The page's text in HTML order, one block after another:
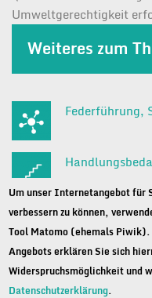
Umweltgerechtigkeit
Weiteres zum
Federführung,
Ziele und
© 2025 Deutsches Institut für
Um unser Internetangebot für
verbessern zu können,
Tool Matomo (ehemals
Angebots erklären Sie sich
Widerspruchsmöglichkeit und
Datenschutzerklärung.